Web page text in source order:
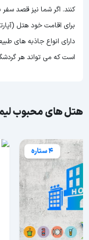
کنند. اگر شما نیز قصد سفر
برای اقامت خود هتل
دارای انواع جاذبه های
است که می تواند هر
هتل های محبوب
4 ستاره